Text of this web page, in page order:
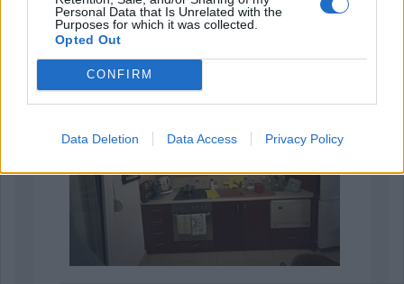
Personal Data that Is Unrelated with the
Purposes for which it was collected.
Opted Out
CONFIRM
Data Deletion Data Access Privacy Policy